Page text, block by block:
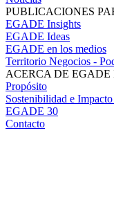
PUBLICACIONES
EGADE Insights
EGADE Ideas
EGADE en los medios
Territorio Negocios -
ACERCA DE EGADE
Propósito
Sostenibilidad e
EGADE 30
Contacto